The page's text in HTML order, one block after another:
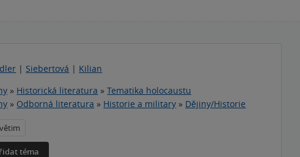
| Siebertová | Kilian
» Historická literatura »Tematika holocaustu
» Odborná literatura » Historie a military » Dějiny/Historie
téma